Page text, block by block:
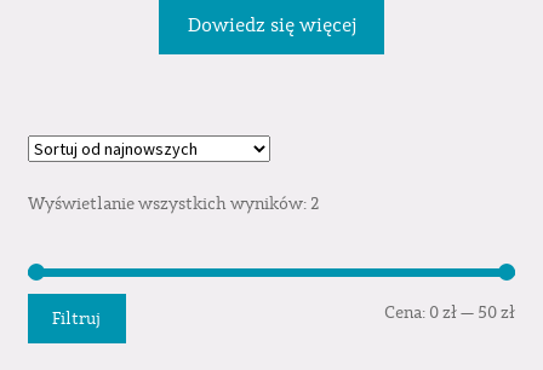
Dowiedz się więcej
Wyświetlanie wszystkich wyników: 2
Filtruj Cena: 0 zł— 50 zł